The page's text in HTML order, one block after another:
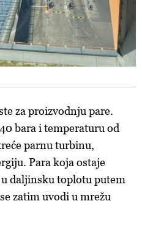
za proizvodnju pare.
bara i temperaturu od
parnu turbinu,
Para koja ostaje
daljinsku toplotu putem
zatim uvodi u mrežu